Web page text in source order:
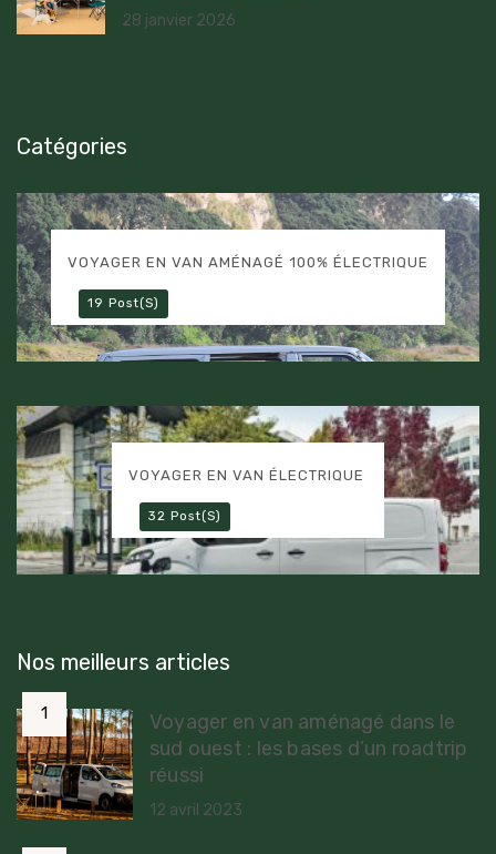
28 janvier 2026
Catégories
VOYAGER EN VAN AMÉNAGÉ 100% ÉLECTRIQUE
19 Post(s)
VOYAGER EN VAN ÉLECTRIQUE
32 Post(s)
Nos meilleurs articles
Voyager en van aménagé dans le
sud ouest : les bases d’un roadtrip
réussi
12 avril 2023